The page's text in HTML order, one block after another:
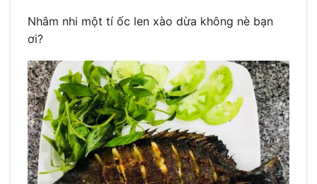
Nhâm nhi một tí ốc len xào dừa không nè bạn
ơi?